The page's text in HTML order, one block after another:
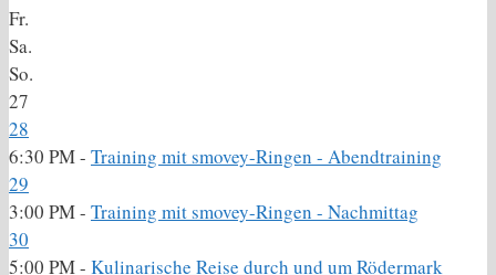
Fr.
Sa.
So.
27
28
6:30 PM - Training mit smovey-Ringen - Abendtraining
29
3:00 PM - Training mit smovey-Ringen - Nachmittag
30
5:00 PM - Kulinarische Reise durch und um Rödermark